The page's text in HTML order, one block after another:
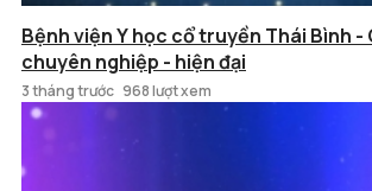
Bệnh viện Y học cổ truyền Thái Bình -
chuyên nghiệp - hiện đại
3 tháng trước 968 lượt xem